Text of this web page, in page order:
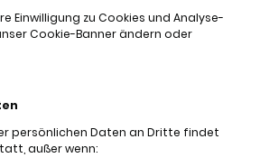
Einwilligung zu Cookies und Analyse-
Cookie-Banner ändern oder
persönlichen Daten an Dritte findet
außer wenn: